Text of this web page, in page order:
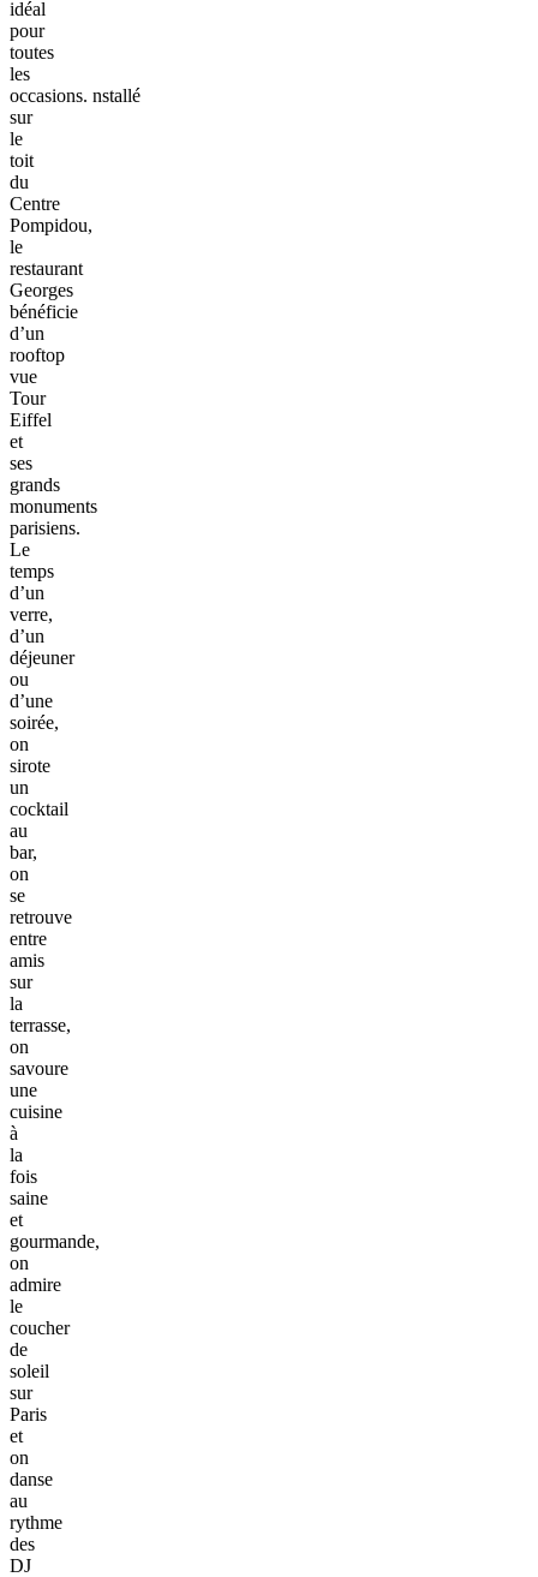
idéal
pour
toutes
les
occasions. nstallé
sur
le
toit
du
Centre
Pompidou,
le
restaurant
Georges
bénéficie
d’un
rooftop
vue
Tour
Eiffel
et
ses
grands
monuments
parisiens.
Le
temps
d’un
verre,
d’un
déjeuner
ou
d’une
soirée,
on
sirote
un
cocktail
au
bar,
on
se
retrouve
entre
amis
sur
la
terrasse,
on
savoure
une
cuisine
à
la
fois
saine
et
gourmande,
on
admire
le
coucher
de
soleil
sur
Paris
et
on
danse
au
rythme
des
DJ